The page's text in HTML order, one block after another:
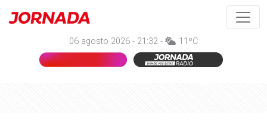
06 agosto 2026 - 21:32 - 11ºC